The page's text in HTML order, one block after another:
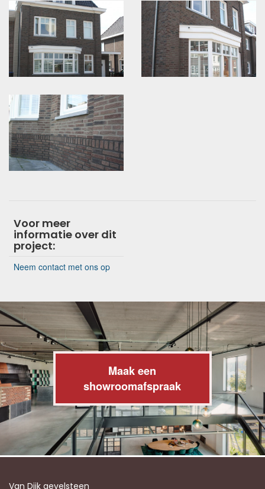
Voor meer
informatie over dit
project:
Neem contact met ons op
Maak een
showroomafspraak
Van Dijk gevelsteen